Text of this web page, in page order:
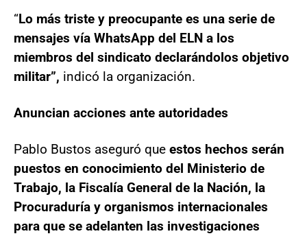
“Lo más triste y preocupante es una serie de
mensajes vía WhatsApp del ELN a los
miembros del sindicato declarándolos objetivo
militar”, indicó la organización.
Anuncian acciones ante autoridades
Pablo Bustos aseguró que estos hechos serán
puestos en conocimiento del Ministerio de
Trabajo, la Fiscalía General de la Nación, la
Procuraduría y organismos internacionales
para que se adelanten las investigaciones